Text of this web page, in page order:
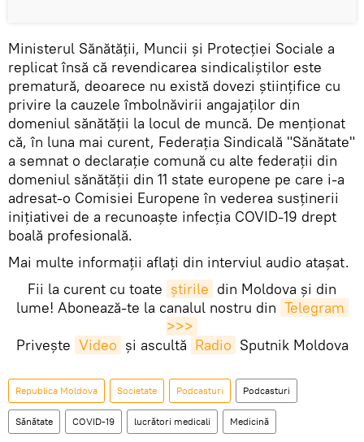
Ministerul Sănătății, Muncii și Protecției Sociale a
replicat însă că revendicarea sindicaliștilor este
prematură, deoarece nu există dovezi științifice cu
privire la cauzele îmbolnăvirii angajaților din
domeniul sănătății la locul de muncă. De menționat
că, în luna mai curent, Federația Sindicală "Sănătate"
a semnat o declarație comună cu alte federații din
domeniul sănătății din 11 state europene pe care i-a
adresat-o Comisiei Europene în vederea susținerii
inițiativei de a recunoaște infecția COVID-19 drept
boală profesională.
Mai multe informații aflați din interviul audio atașat.
Fii la curent cu toate știrile din Moldova și din
lume! Abonează-te la canalul nostru din Telegram
>>>
Privește Video și ascultă Radio Sputnik Moldova
Republica Moldova Societate Podcasturi Podcasturi
Sănătate COVID-19 lucrători medicali Medicină